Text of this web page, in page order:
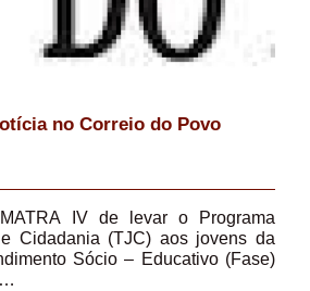
no Correio do Povo
IV de levar o Programa
Cidadania (TJC) aos jovens da
Sócio – Educativo (Fase)